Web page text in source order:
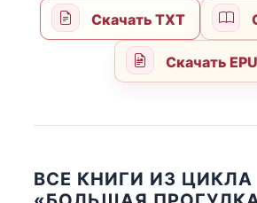
Скачать TXT
Скачать
ВСЕ КНИГИ ИЗ ЦИКЛА